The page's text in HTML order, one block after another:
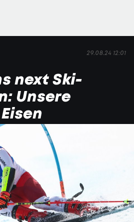
29.08.24 12:01
next Ski-
Unsere